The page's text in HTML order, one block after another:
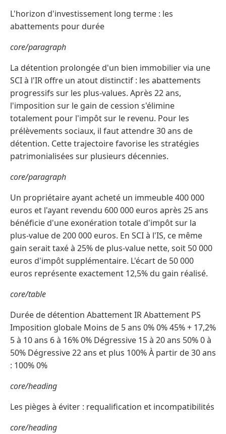
L'horizon d'investissement long terme : les
abattements pour durée
core/paragraph
La détention prolongée d'un bien immobilier via une
SCI à l'IR offre un atout distinctif : les abattements
progressifs sur les plus-values. Après 22 ans,
l'imposition sur le gain de cession s'élimine
totalement pour l'impôt sur le revenu. Pour les
prélèvements sociaux, il faut attendre 30 ans de
détention. Cette trajectoire favorise les stratégies
patrimonialisées sur plusieurs décennies.
core/paragraph
Un propriétaire ayant acheté un immeuble 400 000
euros et l'ayant revendu 600 000 euros après 25 ans
bénéficie d'une exonération totale d'impôt sur la
plus-value de 200 000 euros. En SCI à l'IS, ce même
gain serait taxé à 25% de plus-value nette, soit 50 000
euros d'impôt supplémentaire. L'écart de 50 000
euros représente exactement 12,5% du gain réalisé.
core/table
Durée de détention Abattement IR Abattement PS
Imposition globale Moins de 5 ans 0% 0% 45% + 17,2%
5 à 10 ans 6 à 16% 0% Dégressive 15 à 20 ans 50% 0 à
50% Dégressive 22 ans et plus 100% À partir de 30 ans
: 100% 0%
core/heading
Les pièges à éviter : requalification et incompatibilités
core/heading